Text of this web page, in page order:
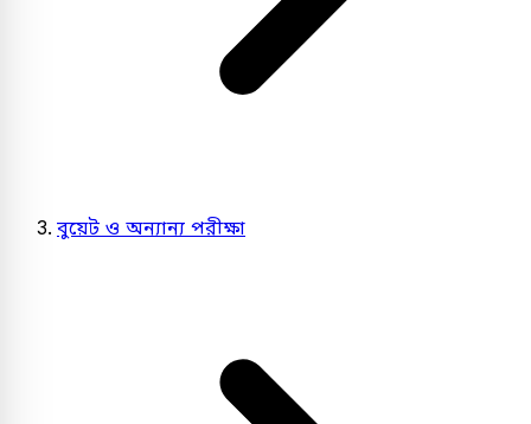
বুয়েট ও অন্যান্য পরীক্ষা